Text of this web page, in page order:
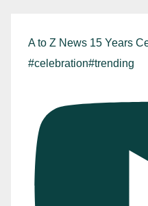
A to Z News 15 Years
#celebration#trending